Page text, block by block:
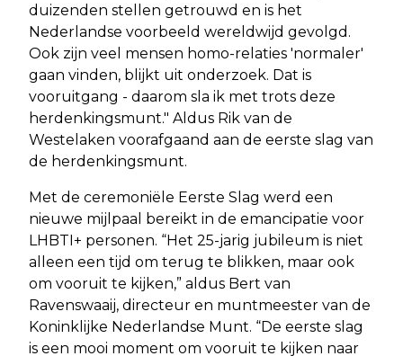
duizenden stellen getrouwd en is het
Nederlandse voorbeeld wereldwijd gevolgd.
Ook zijn veel mensen homo-relaties 'normaler'
gaan vinden, blijkt uit onderzoek. Dat is
vooruitgang - daarom sla ik met trots deze
herdenkingsmunt." Aldus Rik van de
Westelaken voorafgaand aan de eerste slag van
de herdenkingsmunt.
Met de ceremoniële Eerste Slag werd een
nieuwe mijlpaal bereikt in de emancipatie voor
LHBTI+ personen. “Het 25-jarig jubileum is niet
alleen een tijd om terug te blikken, maar ook
om vooruit te kijken,” aldus Bert van
Ravenswaaij, directeur en muntmeester van de
Koninklijke Nederlandse Munt. “De eerste slag
is een mooi moment om vooruit te kijken naar